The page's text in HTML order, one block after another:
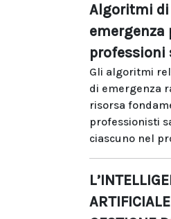
Algoritmi
emergenza
professioni
Gli algoritmi
di emergenza
risorsa
professionisti
ciascuno nel